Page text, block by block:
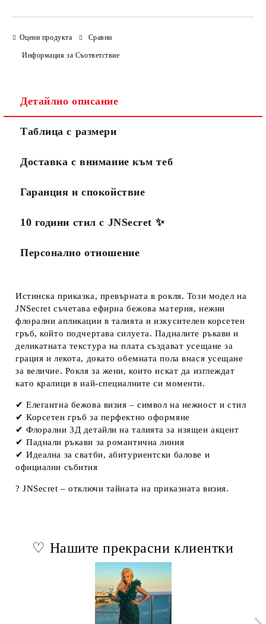
Оцени продукта Сравни
Информация за Съответствие
Детайлно описание
Таблица с размери
Доставка с внимание към теб
Гаранция и спокойствие
10 години стил с JNSecret ✨️
Персонално отношение
Истинска приказка, превърната в рокля. Този модел на
JNSecret съчетава ефирна бежова материя, нежни
флорални апликации в талията и изкусителен корсетен
гръб, който подчертава силуета. Падналите ръкави и
деликатната текстура на плата създават усещане за
грация и лекота, докато обемната пола внася усещане
за величие. Рокля за жени, които искат да изглеждат
като кралици в най-специалните си моменти.
✔ Елегантна бежова визия – символ на нежност и стил
✔ Корсетен гръб за перфектно оформяне
✔ Флорални 3Д детайли на талията за изящен акцент
✔ Паднали ръкави за романтична линия
✔ Идеална за сватби, абитуриентски балове и
официални събития
?JNSecret – отключи тайната на приказната визия.
♡ Нашите прекрасни клиентки